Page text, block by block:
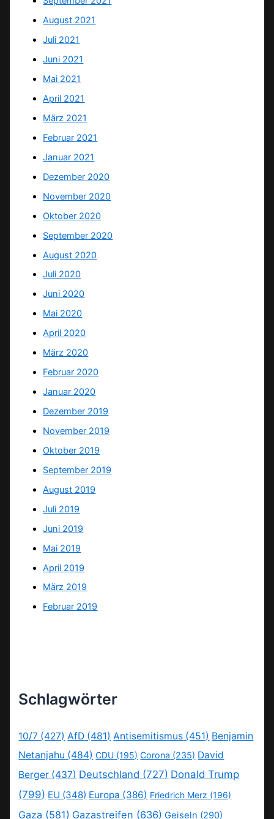
August 2021
Juli 2021
Juni 2021
Mai 2021
April 2021
März 2021
Februar 2021
Januar 2021
Dezember 2020
November 2020
Oktober 2020
September 2020
August 2020
Juli 2020
Juni 2020
Mai 2020
April 2020
März 2020
Februar 2020
Januar 2020
Dezember 2019
November 2019
Oktober 2019
September 2019
August 2019
Juli 2019
Juni 2019
Mai 2019
April 2019
März 2019
Februar 2019
Schlagwörter
10/7 (427) AfD (481) Antisemitismus (451) Benjamin
Netanjahu (484) CDU (195) Corona (235) David
Berger (437) Deutschland (727) Donald Trump
(799) EU (348) Europa (386) Friedrich Merz (196)
Gaza (581) Gazastreifen (636) Geiseln (290)